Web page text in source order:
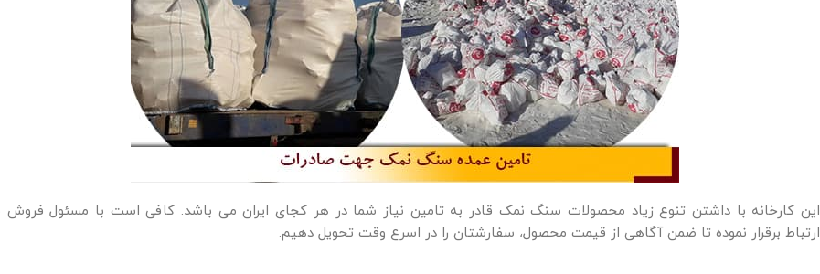
این کارخانه با داشتن تنوع زیاد محصولات سنگ نمک قادر به تامین نیاز شما در هر کجای ایران می باشد. کافی است با مسئول فروش
ارتباط برقرار نموده تا ضمن آگاهی از قیمت محصول، سفارشتان را در اسرع وقت تحویل دهیم.